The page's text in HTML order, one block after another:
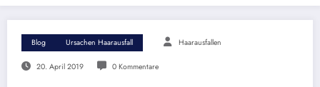
Blog Ursachen Haarausfall Haarausfallen
20. April 2019 0 Kommentare